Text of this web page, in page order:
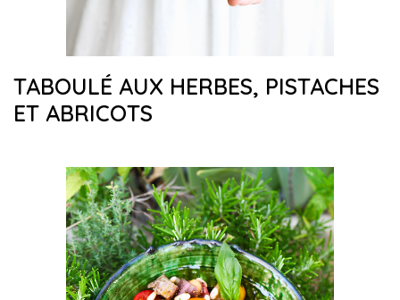
TABOULÉ AUX HERBES, PISTACHES
ET ABRICOTS